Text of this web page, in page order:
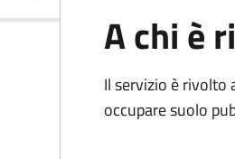
A chi è
Il servizio è
occupare suolo